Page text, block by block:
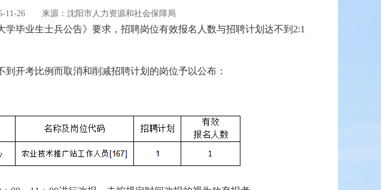
11-26 来源：沈阳市人力资源和社会保障局
学毕业生士兵公告》要求，招聘岗位有效报名人数与招聘计划达不到2:1
开考比例而取消和削减招聘计划的岗位予以公布：